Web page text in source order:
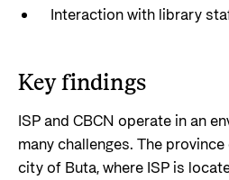
Interaction with library
Key findings
ISP and CBCN operate in an
many challenges. The
city of Buta, where ISP is